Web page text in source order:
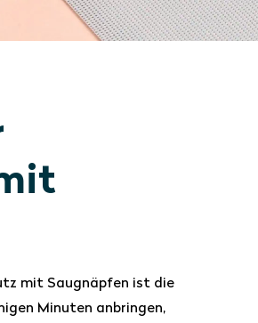
mit Saugnäpfen ist die
Minuten anbringen,